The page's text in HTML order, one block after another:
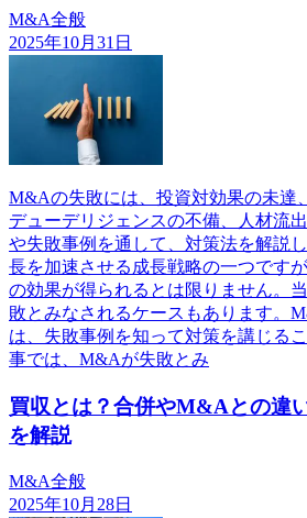
M&A全般
2025年10月31日
M&Aの失敗には、投資対効果の未達
デューデリジェンスの不備、人材流
や失敗事例を通して、対策法を解説
長を加速させる成長戦略の一つです
の効果が得られるとは限りません。
敗とみなされるケースもあります。
は、失敗事例を知って対策を講じる
事では、M&Aが失敗とみ
買収とは？合併やM&Aとの違
を解説
M&A全般
2025年10月28日